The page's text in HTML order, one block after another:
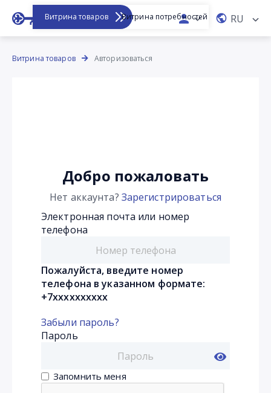
Витрина товаров Витрина потребностей RU
Витрина товаров Авторизоваться
Добро пожаловать
Нет аккаунта? Зарегистрироваться
Электронная почта или номер
телефона
Пожалуйста, введите номер
телефона в указанном формате:
+7xxxxxxxxxx
Пароль
Забыли пароль?
Запомнить меня